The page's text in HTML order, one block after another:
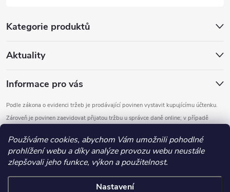
Používáme cookies, abychom Vám umožnili pohodlné
prohlížení webu a díky analýze provozu webu neustále
zlepšovali jeho funkce, výkon a použitelnost.
Nastavení
Kategorie produktů
Aktuality
Informace pro vás
Podle zákona o evidenci tržeb je prodávající povinen vystavit kupujícímu účtenku.
Zároveň je povinen zaevidovat přijatou tržbu u správce daně online; v případě
Copyright 2026DOMYS. Všechna práva vyhrazena.